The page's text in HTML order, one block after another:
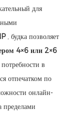
для
, будка позволяет
4×6 или 2×6
потребности в
отпечатком по
онлайн-
пределами